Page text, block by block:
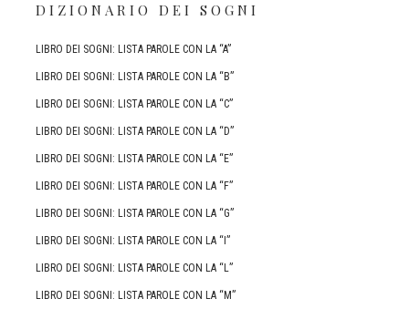
DIZIONARIO DEI SOGNI
LIBRO DEI SOGNI: LISTA PAROLE CON LA “A”
LIBRO DEI SOGNI: LISTA PAROLE CON LA “B”
LIBRO DEI SOGNI: LISTA PAROLE CON LA “C”
LIBRO DEI SOGNI: LISTA PAROLE CON LA “D”
LIBRO DEI SOGNI: LISTA PAROLE CON LA “E”
LIBRO DEI SOGNI: LISTA PAROLE CON LA “F”
LIBRO DEI SOGNI: LISTA PAROLE CON LA “G”
LIBRO DEI SOGNI: LISTA PAROLE CON LA “I”
LIBRO DEI SOGNI: LISTA PAROLE CON LA “L”
LIBRO DEI SOGNI: LISTA PAROLE CON LA “M”